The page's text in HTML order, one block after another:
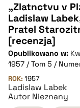
„Zlatnctvu v
Ladislaw
Pratel
[recenzja]
Opublikowano w:
1957 / Tom 5 /
ROK: 1957
Ladislaw Labek
Autor Nieznany